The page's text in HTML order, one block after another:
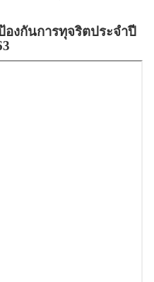
องกันการทุจริตประจำปี